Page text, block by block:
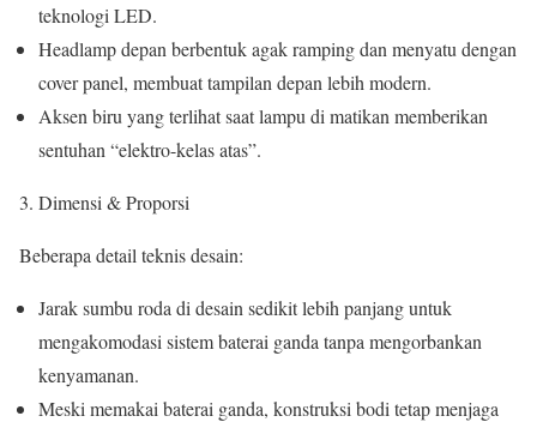
teknologi LED.
Headlamp depan berbentuk agak ramping dan menyatu dengan
cover panel, membuat tampilan depan lebih modern.
Aksen biru yang terlihat saat lampu di matikan memberikan
sentuhan “elektro-kelas atas”.
Dimensi & Proporsi
Beberapa detail teknis desain:
Jarak sumbu roda di desain sedikit lebih panjang untuk
mengakomodasi sistem baterai ganda tanpa mengorbankan
kenyamanan.
Meski memakai baterai ganda, konstruksi bodi tetap menjaga